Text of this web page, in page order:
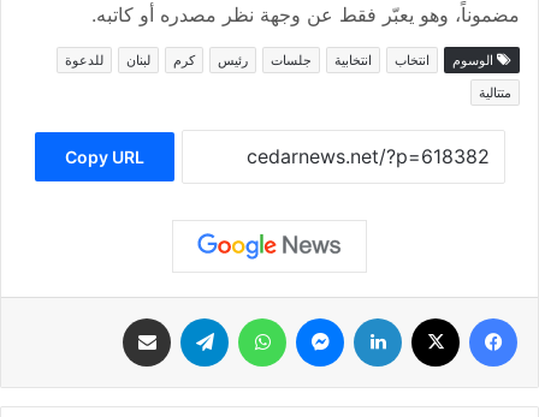
مضموناً، وهو يعبّر فقط عن وجهة نظر مصدره أو كاتبه.
الوسوم انتخاب انتخابية جلسات رئيس كرم لبنان
للدعوة
متتالية
Copy URL
فيسبوك لينكدإن ماسنجر واتساب تيلقرام